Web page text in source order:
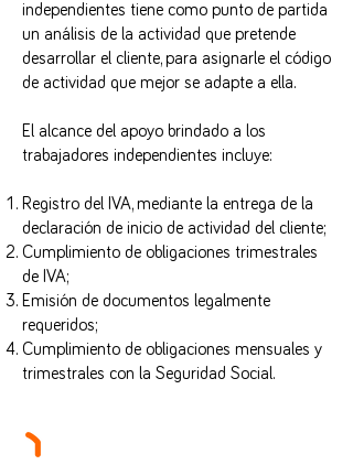
independientes tiene como punto de partida
un análisis de la actividad que pretende
desarrollar el cliente, para asignarle el código
de actividad que mejor se adapte a ella.
El alcance del apoyo brindado a los
trabajadores independientes incluye:
Registro del IVA, mediante la entrega de la
declaración de inicio de actividad del cliente;
Cumplimiento de obligaciones trimestrales
de IVA;
Emisión de documentos legalmente
requeridos;
Cumplimiento de obligaciones mensuales y
trimestrales con la Seguridad Social.